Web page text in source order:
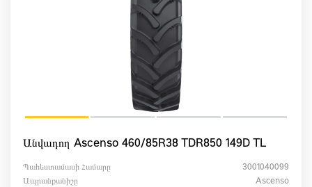
Անվադող Ascenso 460/85R38 TDR850 149D TL
Պահեստամասի Համարը
3001040099
Ապրանքանիշը
Ascenso